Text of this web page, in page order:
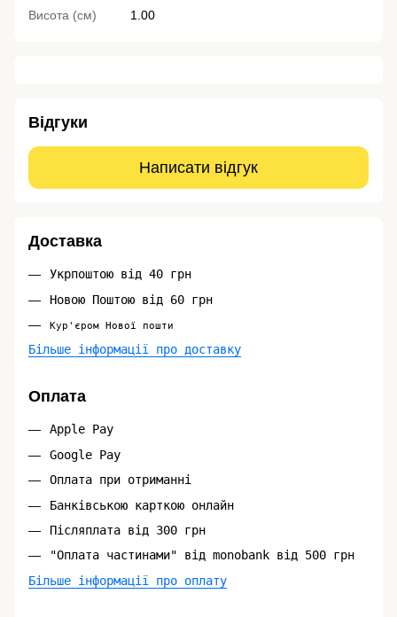
Висота (см)
1.00
Відгуки
Написати відгук
Доставка
Укрпоштою від 40 грн
Новою Поштою від 60 грн
Кур'єром Нової пошти
Більше інформації про доставку
Оплата
Apple Pay
Google Pay
Оплата при отриманні
Банківською карткою онлайн
Післяплата від 300 грн
"Оплата частинами" від monobank від 500 грн
Більше інформації про оплату